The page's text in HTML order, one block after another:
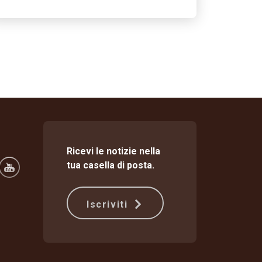
Ricevi le notizie nella
tua casella di posta.
Iscriviti